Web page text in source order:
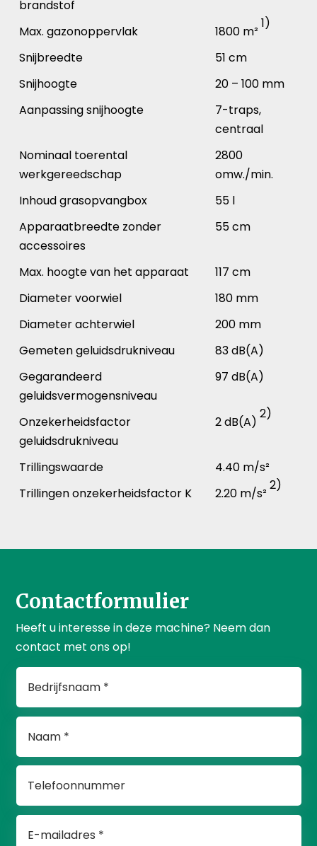
brandstof
Max. gazonoppervlak
1800 m²
1)
Snijbreedte
51 cm
Snijhoogte
20 – 100 mm
Aanpassing snijhoogte
7-traps,
centraal
Nominaal toerental
werkgereedschap
2800
omw./min.
Inhoud grasopvangbox
55 l
Apparaatbreedte zonder
accessoires
55 cm
Max. hoogte van het apparaat
117 cm
Diameter voorwiel
180 mm
Diameter achterwiel
200 mm
Gemeten geluidsdrukniveau
83 dB(A)
Gegarandeerd
geluidsvermogensniveau
97 dB(A)
Onzekerheidsfactor
geluidsdrukniveau
2 dB(A)
2)
Trillingswaarde
4.40 m/s²
Trillingen onzekerheidsfactor K
2.20 m/s²
2)
Contactformulier
Heeft u interesse in deze machine? Neem dan
contact met ons op!